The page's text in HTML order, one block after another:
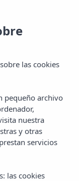
las cookies
pequeño archivo
nuestra
y otras
servicios
las cookies